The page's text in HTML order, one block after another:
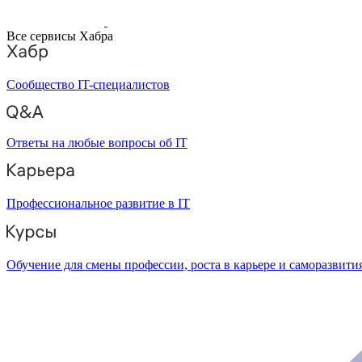
Все сервисы Хабра
Сообщество IT-специалистов
Ответы на любые вопросы об IT
Профессиональное развитие в IT
Обучение для смены профессии, роста в карьере и